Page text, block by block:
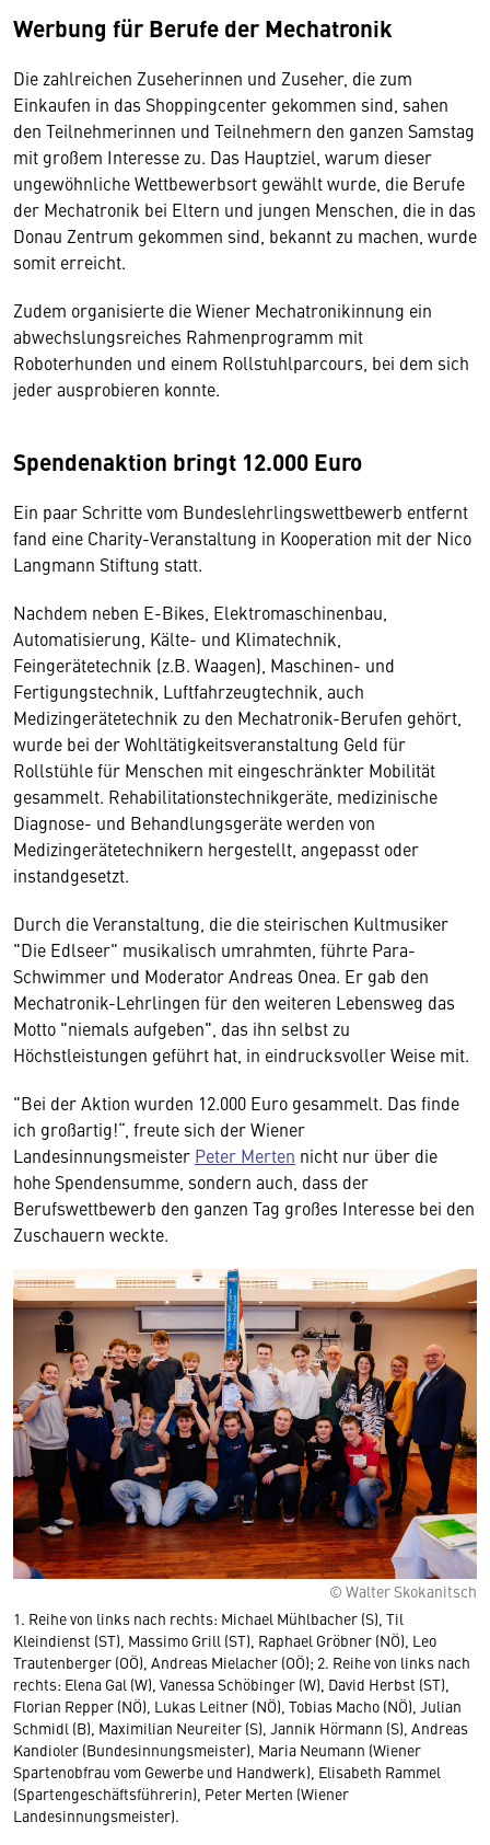
Werbung für Berufe der Mechatronik
Die zahlreichen Zuseherinnen und Zuseher, die zum
Einkaufen in das Shoppingcenter gekommen sind, sahen
den Teilnehmerinnen und Teilnehmern den ganzen Samstag
mit großem Interesse zu. Das Hauptziel, warum dieser
ungewöhnliche Wettbewerbsort gewählt wurde, die Berufe
der Mechatronik bei Eltern und jungen Menschen, die in das
Donau Zentrum gekommen sind, bekannt zu machen, wurde
somit erreicht.
Zudem organisierte die Wiener Mechatronikinnung ein
abwechslungsreiches Rahmenprogramm mit
Roboterhunden und einem Rollstuhlparcours, bei dem sich
jeder ausprobieren konnte.
Spendenaktion bringt 12.000 Euro
Ein paar Schritte vom Bundeslehrlingswettbewerb entfernt
fand eine Charity-Veranstaltung in Kooperation mit der Nico
Langmann Stiftung statt.
Nachdem neben E-Bikes, Elektromaschinenbau,
Automatisierung, Kälte- und Klimatechnik,
Feingerätetechnik (z.B. Waagen), Maschinen- und
Fertigungstechnik, Luftfahrzeugtechnik, auch
Medizingerätetechnik zu den Mechatronik-Berufen gehört,
wurde bei der Wohltätigkeitsveranstaltung Geld für
Rollstühle für Menschen mit eingeschränkter Mobilität
gesammelt. Rehabilitationstechnikgeräte, medizinische
Diagnose- und Behandlungsgeräte werden von
Medizingerätetechnikern hergestellt, angepasst oder
instandgesetzt.
Durch die Veranstaltung, die die steirischen Kultmusiker
"Die Edlseer" musikalisch umrahmten, führte Para-
Schwimmer und Moderator Andreas Onea. Er gab den
Mechatronik-Lehrlingen für den weiteren Lebensweg das
Motto "niemals aufgeben", das ihn selbst zu
Höchstleistungen geführt hat, in eindrucksvoller Weise mit.
"Bei der Aktion wurden 12.000 Euro gesammelt. Das finde
ich großartig!“, freute sich der Wiener
Landesinnungsmeister Peter Merten nicht nur über die
hohe Spendensumme, sondern auch, dass der
Berufswettbewerb den ganzen Tag großes Interesse bei den
Zuschauern weckte.
© Walter Skokanitsch
1. Reihe von links nach rechts: Michael Mühlbacher (S), Til
Kleindienst (ST), Massimo Grill (ST), Raphael Gröbner (NÖ), Leo
Trautenberger (OÖ), Andreas Mielacher (OÖ); 2. Reihe von links nach
rechts: Elena Gal (W), Vanessa Schöbinger (W), David Herbst (ST),
Florian Repper (NÖ), Lukas Leitner (NÖ), Tobias Macho (NÖ), Julian
Schmidl (B), Maximilian Neureiter (S), Jannik Hörmann (S), Andreas
Kandioler (Bundesinnungsmeister), Maria Neumann (Wiener
Spartenobfrau vom Gewerbe und Handwerk), Elisabeth Rammel
(Spartengeschäftsführerin), Peter Merten (Wiener
Landesinnungsmeister).